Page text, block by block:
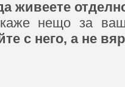
живеете
нещо за
с него, а не